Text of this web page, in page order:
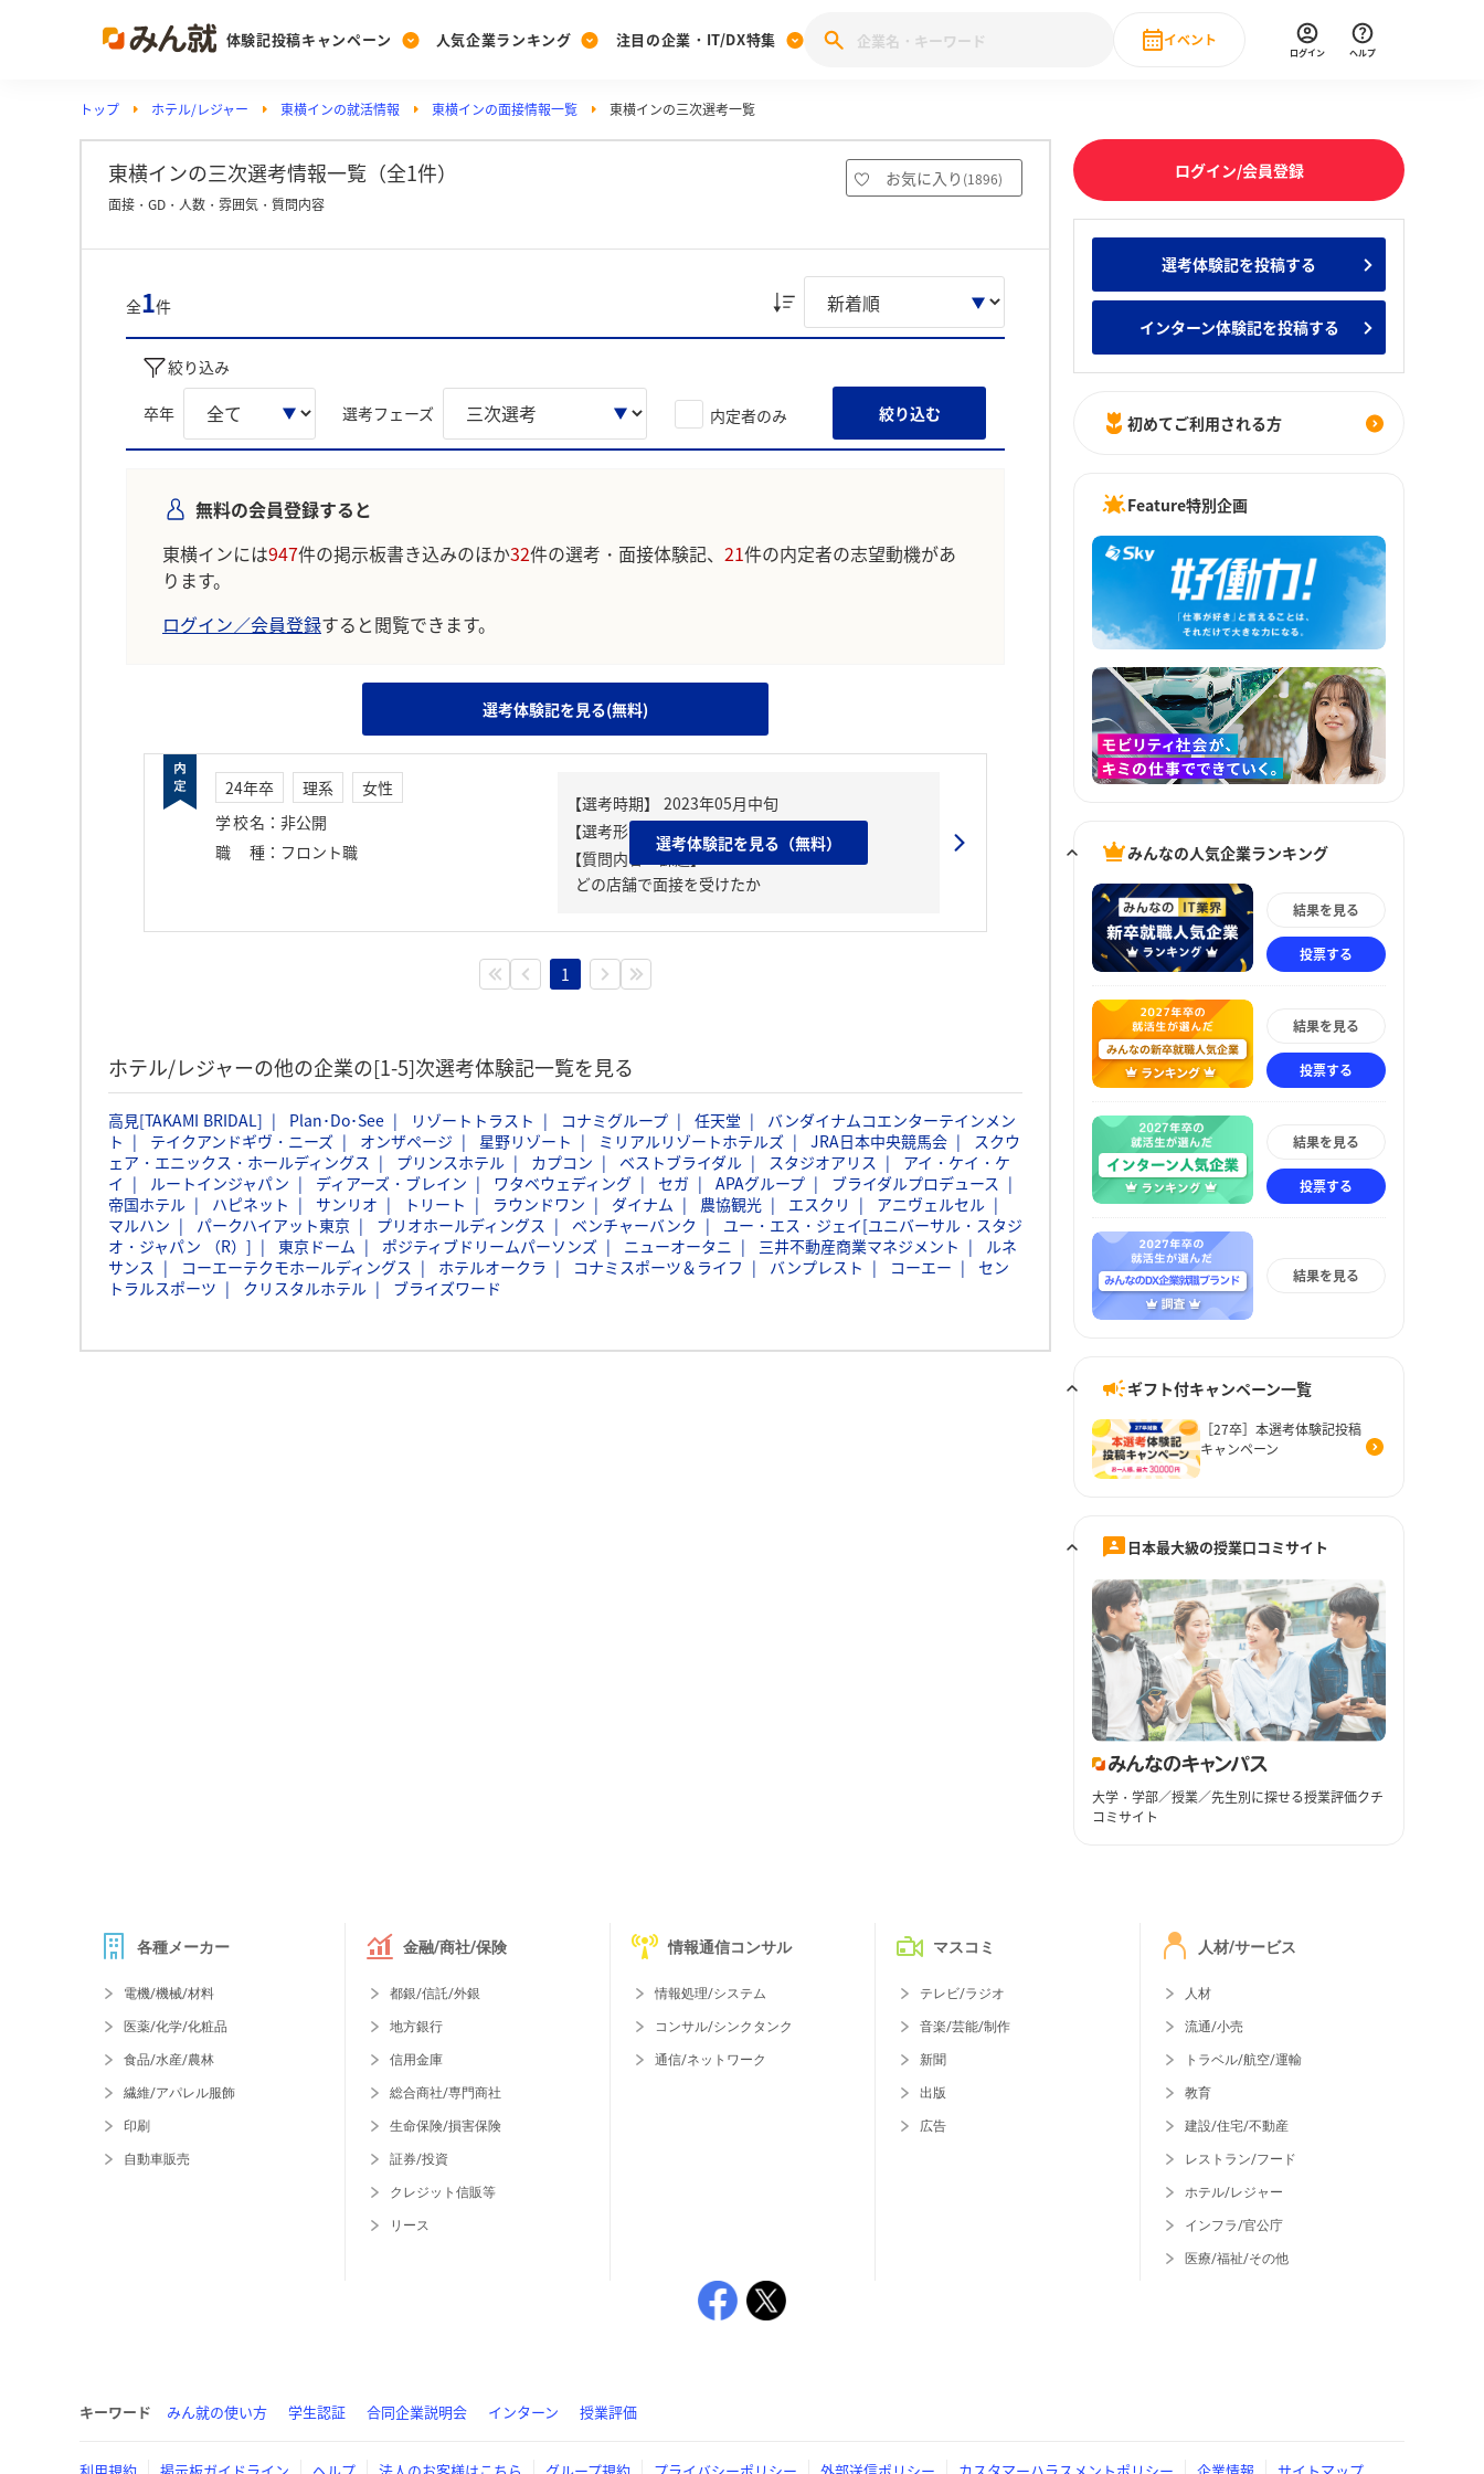
体験記投稿キャンペーン
Post
投稿する
[27卒] 本選考体験記投稿キャンペーン
人気企業ランキング
Ranking
ランキングを見る
Vote みんなの新卒就職人気企業ランキング みんなのインターン人気企業ランキ
注目の企業・IT/DX特集
PickUp
注目の企業特集
28卒 IT・DX現場社員インタビュー
イベント
直近のイベント一覧
ログイン ヘルプ
トップ ホテル/レジャー 東横インの就活情報 東横インの面接情報一覧 東横インの三次選考一覧
東横インの三次選考情報一覧（全1件） お気に入り (1896)
面接・GD・人数・雰囲気・質問内容
全1件
絞り込み
卒年 選考フェーズ 内定者のみ 絞り込む
無料の会員登録すると
東横インには947件の掲示板書き込みのほか32件の選考・面接体験記、 21件の内定者の志望動機があ
ります。
ログイン／会員登録すると閲覧できます。
選考体験記を見る(無料)
24年卒 理系
女性
学校名 ： 非公開
職種 ： フロント職
【質問内容・課題】
どの店舗で面接を受けたか
選考体験記を見る（無料）
1
ホテル/レジャーの他の企業の[1-5]次選考体験記一覧を見る
高見[TAKAMI BRIDAL] Plan･Do･See リゾートトラスト コナミグループ 任天堂
バンダイナムコエンターテインメン
ト
テイクアンドギヴ・ニーズ オンザページ 星野リゾート ミリアルリゾートホテルズ JRA日本中央競馬会
スクウ
ェア・エニックス・ホールディングス
プリンスホテル カプコン ベストブライダル スタジオアリス
アイ・ケイ・ケ
イ
ルートインジャパン ディアーズ・ブレイン ワタベウェディング セガ APAグループ
ブライダルプロデュース
帝国ホテル
ハピネット サンリオ トリート ラウンドワン ダイナム 農協観光 エスクリ
アニヴェルセル
マルハン
パークハイアット東京 プリオホールディングス ベンチャーバンク
ユー・エス・ジェイ[ユニバーサル・スタジ
オ・ジャパン （R）]
東京ドーム ポジティブドリームパーソンズ ニューオータニ 三井不動産商業マネジメント
ルネ
サンス
コーエーテクモホールディングス ホテルオークラ コナミスポーツ＆ライフ バンプレスト コーエー
セン
トラルスポーツ
クリスタルホテル ブライズワード
ログイン/会員登録
選考体験記を投稿する
インターン体験記を投稿する
初めてご利用される方
Feature特別企画
みんなの人気企業ランキング
結果を見る
投票する
結果を見る
投票する
結果を見る
投票する
結果を見る
ギフト付キャンペーン一覧
［27卒］本選考体験記投稿
キャンペーン
日本最大級の授業口コミサイト
大学・学部／授業／先生別に探せる授業評価クチ
コミサイト
各種メーカー
電機/機械/材料
医薬/化学/化粧品
食品/水産/農林
繊維/アパレル服飾
印刷
自動車販売
金融/商社/保険
都銀/信託/外銀
地方銀行
信用金庫
総合商社/専門商社
生命保険/損害保険
証券/投資
クレジット信販等
リース
情報通信コンサル
情報処理/システム
コンサル/シンクタンク
通信/ネットワーク
マスコミ
テレビ/ラジオ
音楽/芸能/制作
新聞
出版
広告
人材/サービス
人材
流通/小売
トラベル/航空/運輸
教育
建設/住宅/不動産
レストラン/フード
ホテル/レジャー
インフラ/官公庁
医療/福祉/その他
キーワード みん就の使い方 学生認証 合同企業説明会 インターン 授業評価